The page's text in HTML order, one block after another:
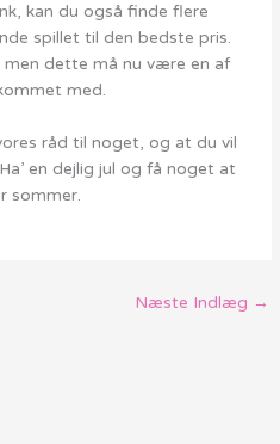
kan du også finde flere
spillet til den bedste pris.
men dette må nu være en af
med.
råd til noget, og at du vil
en dejlig jul og få noget at
sommer.
Næste Indlæg →